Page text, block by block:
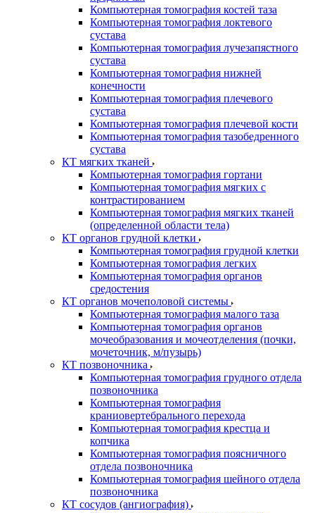
Компьютерная томография костей таза
Компьютерная томография локтевого
сустава
Компьютерная томография лучезапястного
сустава
Компьютерная томография нижней
конечности
Компьютерная томография плечевого
сустава
Компьютерная томография плечевой кости
Компьютерная томография тазобедренного
сустава
КТ мягких тканей
Компьютерная томография гортани
Компьютерная томография мягких с
контрастированием
Компьютерная томография мягких тканей
(определенной области тела)
КТ органов грудной клетки
Компьютерная томография грудной клетки
Компьютерная томография легких
Компьютерная томография органов
средостения
КТ органов мочеполовой системы
Компьютерная томография малого таза
Компьютерная томография органов
мочеобразования и мочеотделения (почки,
мочеточник, м/пузырь)
КТ позвоночника
Компьютерная томография грудного отдела
позвоночника
Компьютерная томография
краниовертебрального перехода
Компьютерная томография крестца и
копчика
Компьютерная томография поясничного
отдела позвоночника
Компьютерная томография шейного отдела
позвоночника
КТ сосудов (ангиография)